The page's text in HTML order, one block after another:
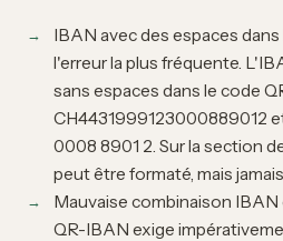
IBAN avec des espaces
l'erreur la plus fréquente.
sans espaces dans le code
CH4431999123000889012
0008 8901 2. Sur la section
peut être formaté, mais
Mauvaise combinaison
QR-IBAN exige